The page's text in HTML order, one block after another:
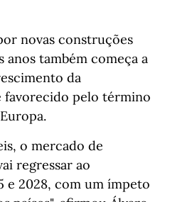
novas construções
também começa a
da
pelo término
o mercado de
regressar ao
e 2028, com um ímpeto